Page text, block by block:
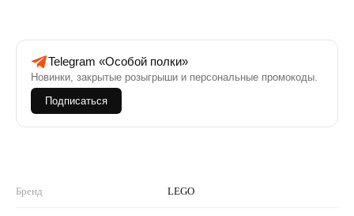
Telegram «Особой полки»
Новинки, закрытые розыгрыши и персональные промокоды.
Подписаться
Бренд LEGO